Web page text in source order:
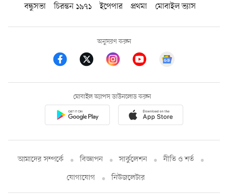
বন্ধুসভা
চিরন্তন ১৯৭১ ইপেপার প্রথমা মোবাইল ভ্যাস
অনুসরণ করুন
মোবাইল অ্যাপস ডাউনলোড করুন
আমাদের সম্পর্কে বিজ্ঞাপন সার্কুলেশন
নীতি ও শর্ত
যোগাযোগ
নিউজলেটার